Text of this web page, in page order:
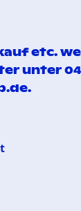
etc.
unter
.